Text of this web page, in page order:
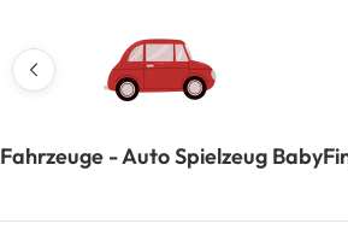
Fahrzeuge - Auto Spielzeug Baby